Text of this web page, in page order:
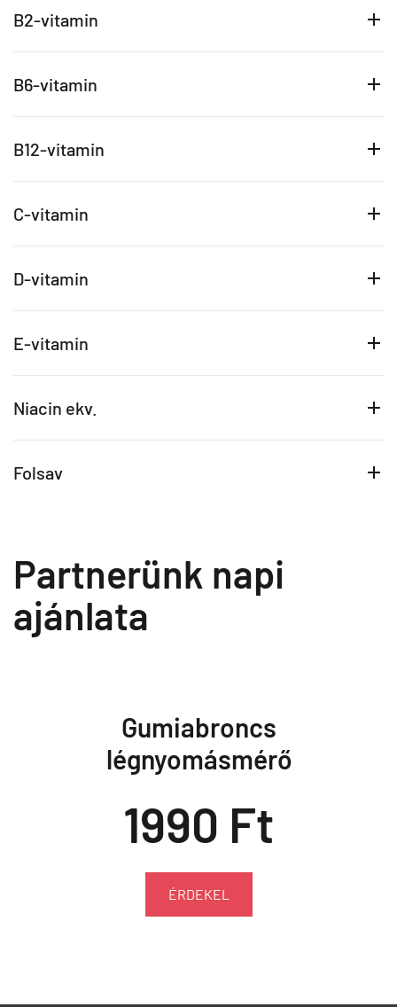
B2-vitamin
B6-vitamin
B12-vitamin
C-vitamin
D-vitamin
E-vitamin
Niacin ekv.
Folsav
Partnerünk napi
ajánlata
Gumiabroncs
légnyomásmérő
1990 Ft
ÉRDEKEL